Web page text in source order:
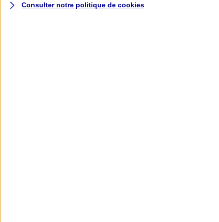
Consulter notre politique de cookies